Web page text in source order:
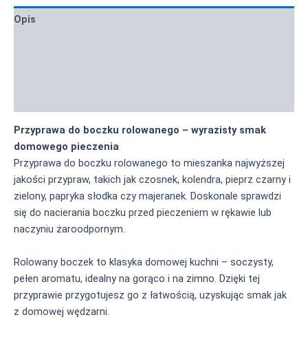
Opis
Przyprawa do boczku rolowanego – wyrazisty smak
domowego pieczenia
Przyprawa do boczku rolowanego to mieszanka najwyższej
jakości przypraw, takich jak czosnek, kolendra, pieprz czarny i
zielony, papryka słodka czy majeranek. Doskonale sprawdzi
się do nacierania boczku przed pieczeniem w rękawie lub
naczyniu żaroodpornym.
Rolowany boczek to klasyka domowej kuchni – soczysty,
pełen aromatu, idealny na gorąco i na zimno. Dzięki tej
przyprawie przygotujesz go z łatwością, uzyskując smak jak
z domowej wędzarni.